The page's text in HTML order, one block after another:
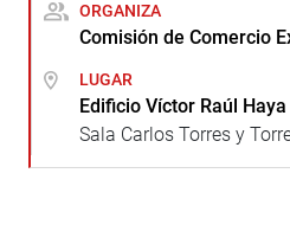
ORGANIZA
Comisión de Comercio
LUGAR
Edificio Víctor Raúl
Sala Carlos Torres y